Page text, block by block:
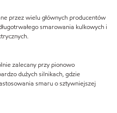
przez wielu głównych producentów
smarowania kulkowych i
zalecany przy pionowo
dużych silnikach, gdzie
smaru o sztywniejszej